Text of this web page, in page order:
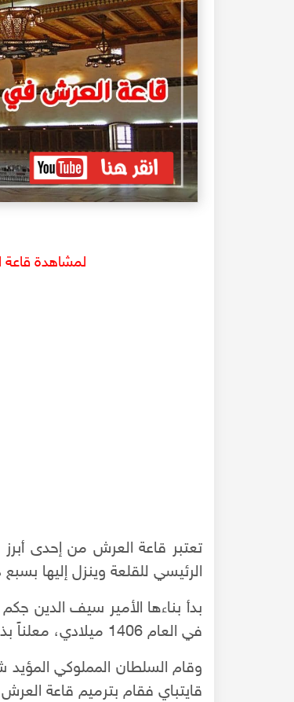
لمشاهدة
تعتبر قاعة العرش من إحدى أبرز
الرئيسي للقلعة وينزل إليها
في العام 1406 ميلادي، معلناً بذلك العصيان على السلطان الناصر فرج بن برقوق.
قايتباي فقام بترميم قاعة
أسرار " القصر مل" - الخلطة الحلبية